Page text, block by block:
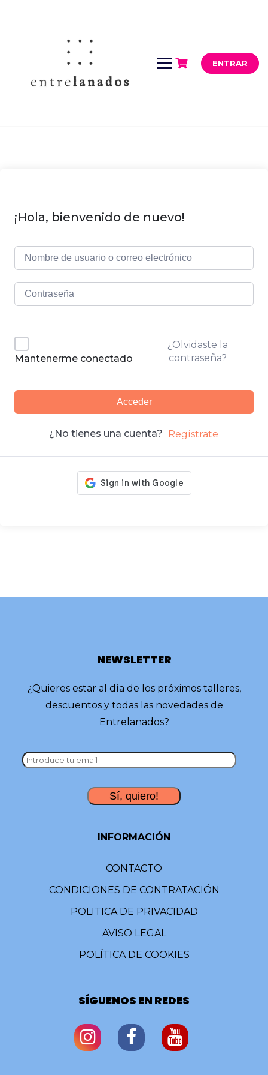
ENTRAR
¡Hola, bienvenido de nuevo!
Mantenerme conectado
¿Olvidaste la
contraseña?
Acceder
¿No tienes una cuenta? Regístrate
NEWSLETTER
¿Quieres estar al día de los próximos talleres,
descuentos y todas las novedades de
Entrelanados?
INFORMACIÓN
CONTACTO
CONDICIONES DE CONTRATACIÓN
POLITICA DE PRIVACIDAD
AVISO LEGAL
POLÍTICA DE COOKIES
SÍGUENOS EN REDES